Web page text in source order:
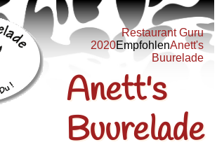
Restaurant Guru
2020EmpfohlenAnett's
Buurelade
Anett's
Buurelade